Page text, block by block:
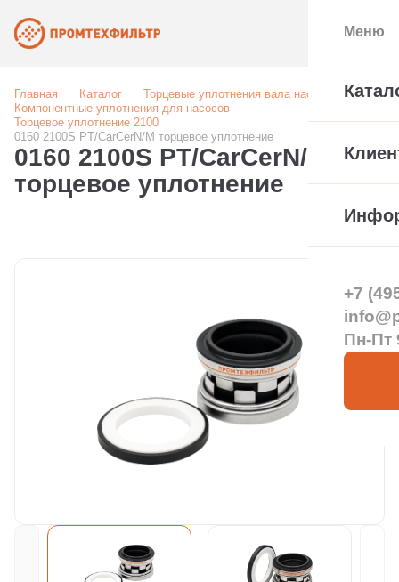
Главная Каталог
Торцевые уплотнения вала насоса
Компонентные уплотнения для насосов
Торцевое уплотнение 2100
0160 2100S PT/CarCerN/M торцевое уплотнение
0160 2100S PT/CarCerN/M
торцевое уплотнение
Меню
+7
Пн-Пт